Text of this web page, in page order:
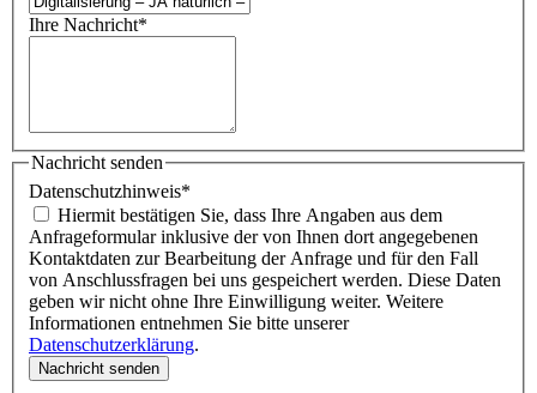
Ihre Nachricht*
Nachricht senden
Datenschutzhinweis*
Hiermit bestätigen Sie, dass Ihre Angaben aus dem
Anfrageformular inklusive der von Ihnen dort angegebenen
Kontaktdaten zur Bearbeitung der Anfrage und für den Fall
von Anschlussfragen bei uns gespeichert werden. Diese Daten
geben wir nicht ohne Ihre Einwilligung weiter. Weitere
Informationen entnehmen Sie bitte unserer
Datenschutzerklärung.